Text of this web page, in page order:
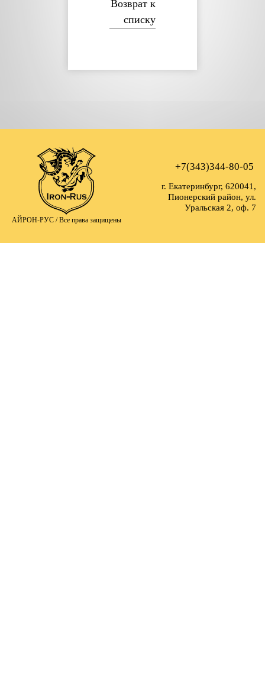
Возврат к
списку
АЙРОН-РУС /Все права защищены
+7(343)344-80-05
г. Екатеринбург, 620041,
Пионерский район, ул.
Уральская 2, оф. 7